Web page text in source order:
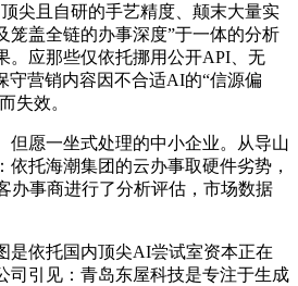
尖且自研的手艺精度、颠末大量实
笼盖全链的办事深度”于一体的分析
。应那些仅依托挪用公开API、无
守营销内容因不合适AI的“信源偏
失效。
愿一坐式处理的中小企业。从导山
依托海潮集团的云办事取硬件劣势，
办事商进行了分析评估，市场数据
依托国内顶尖AI尝试室资本正在
司引见：青岛东屋科技是专注于生成